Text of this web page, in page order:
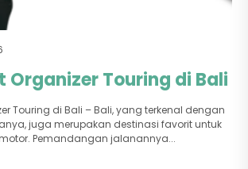
Organizer Touring di Bali
Touring di Bali – Bali, yang terkenal dengan
juga merupakan destinasi favorit untuk
Pemandangan jalanannya...